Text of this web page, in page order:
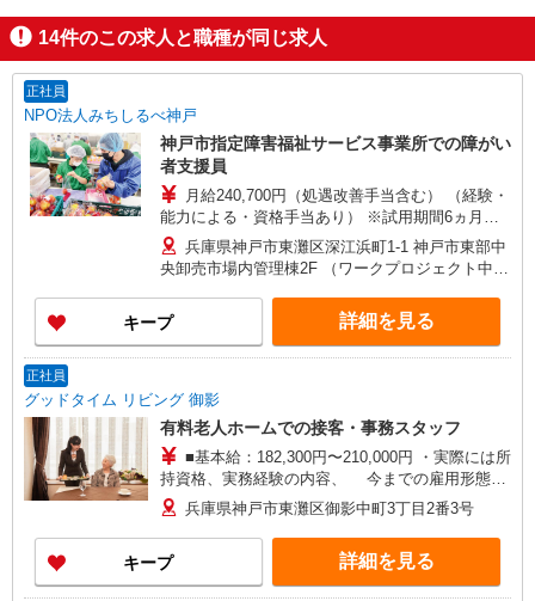
14件のこの求人と職種が同じ求人
正社員
NPO法人みちしるべ神戸
神戸市指定障害福祉サービス事業所での障がい
者支援員
月給240,700円（処遇改善手当含む） （経験・
能力による・資格手当あり） ※試用期間6ヵ月あ
り（時給1,200円）
兵庫県神戸市東灘区深江浜町1-1 神戸市東部中
央卸売市場内管理棟2F （ワークプロジェクト中央
キープ 詳細を見る
正社員
グッドタイム リビング 御影
有料老人ホームでの接客・事務スタッフ
■基本給：182,300円〜210,000円 ・実際には所
持資格、実務経験の内容、 今までの雇用形態、
能力等を鑑みて給与を決定。 ・時間外勤務手当
は、別途支給。サービス残業なし。
兵庫県神戸市東灘区御影中町3丁目2番3号
キープ 詳細を見る